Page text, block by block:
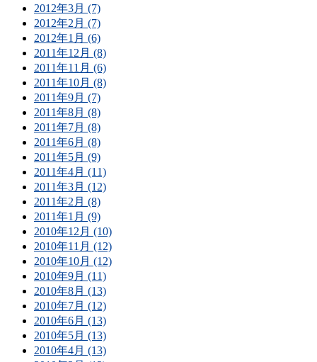
2012年3月 (7)
2012年2月 (7)
2012年1月 (6)
2011年12月 (8)
2011年11月 (6)
2011年10月 (8)
2011年9月 (7)
2011年8月 (8)
2011年7月 (8)
2011年6月 (8)
2011年5月 (9)
2011年4月 (11)
2011年3月 (12)
2011年2月 (8)
2011年1月 (9)
2010年12月 (10)
2010年11月 (12)
2010年10月 (12)
2010年9月 (11)
2010年8月 (13)
2010年7月 (12)
2010年6月 (13)
2010年5月 (13)
2010年4月 (13)